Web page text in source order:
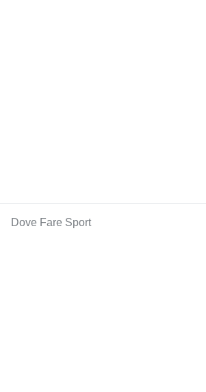
Dove Fare Sport